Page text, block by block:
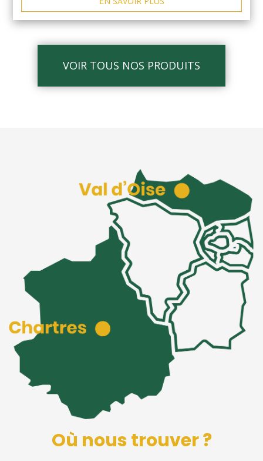
VOIR TOUS NOS PRODUITS
Où nous trouver ?